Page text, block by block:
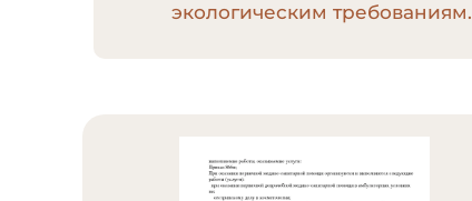
экологическим требованиям.